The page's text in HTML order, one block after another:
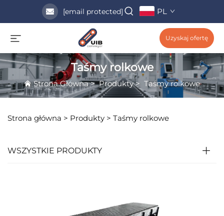
[email protected] PL
Uzyskaj ofertę
Taśmy rolkowe
Strona Główna>Produkty> Taśmy rolkowe
Strona główna > Produkty > Taśmy rolkowe
WSZYSTKIE PRODUKTY